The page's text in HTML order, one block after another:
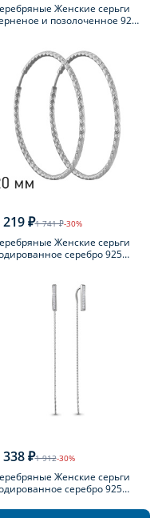
Женские серьги
и позолоченное 925
219 ₽1 741 ₽-30%
Женские серьги
серебро 925
338 ₽1 912-30%
Женские серьги
серебро 925